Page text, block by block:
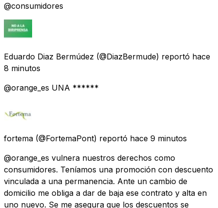
@consumidores
Eduardo Diaz Bermúdez (@DiazBermude) reportó hace
8 minutos
@orange_es UNA ******
fortema (@FortemaPont) reportó hace 9 minutos
@orange_es vulnera nuestros derechos como
consumidores. Teníamos una promoción con descuento
vinculada a una permanencia. Ante un cambio de
domicilio me obliga a dar de baja ese contrato y alta en
uno nuevo. Se me asegura que los descuentos se